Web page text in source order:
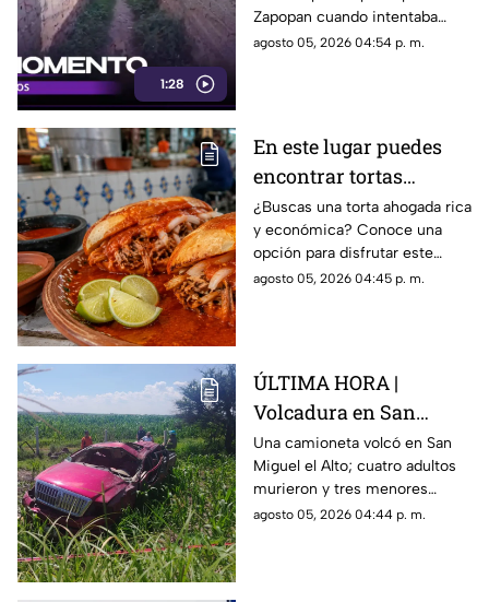
1:28
Zapopan cuando intentaba
proteger a unas niñas.
agosto 05, 2026 04:54 p. m.
En este lugar puedes
encontrar tortas
ahogadas baratas y
ricas en Guadalajara
¿Buscas una torta ahogada rica
y económica? Conoce una
opción para disfrutar este
platillo tapatío sin gastar de
agosto 05, 2026 04:45 p. m.
ÚLTIMA HORA |
Volcadura en San
Miguel el Alto deja
SALDO MORTAL y
MÚLTIPLES lesionados
Una camioneta volcó en San
Miguel el Alto; cuatro adultos
murieron y tres menores
resultaron lesionados. Uno de
agosto 05, 2026 04:44 p. m.